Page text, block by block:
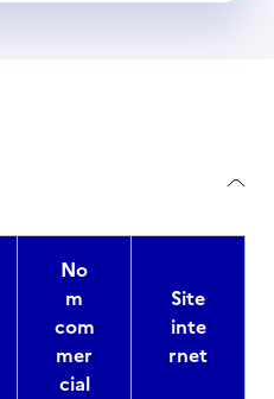
No
m
com
mer
cial
Site
inte
rnet